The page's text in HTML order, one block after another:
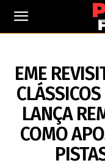
9
EME
LANÇA
COMO